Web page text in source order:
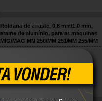
Roldana de arraste, 0,8 mm/1,0 mm,
arame de alumínio, para as máquinas
MIG/MAG MM 250/MM 251/MM 255/MM
305/MMP 252, VONDER
VONDER
COMPARE